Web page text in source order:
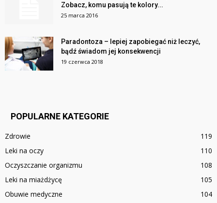
Zobacz, komu pasują te kolory...
25 marca 2016
Paradontoza – lepiej zapobiegać niż leczyć,
bądź świadom jej konsekwencji
19 czerwca 2018
POPULARNE KATEGORIE
Zdrowie
119
Leki na oczy
110
Oczyszczanie organizmu
108
Leki na miażdżycę
105
Obuwie medyczne
104